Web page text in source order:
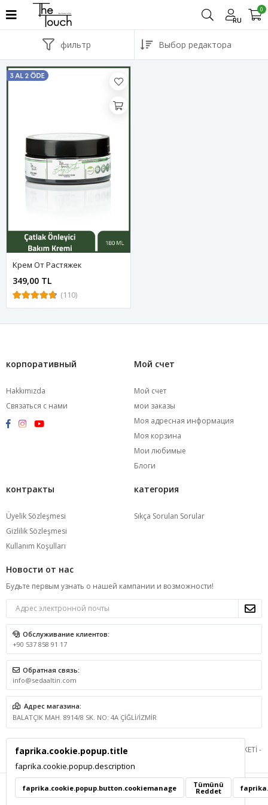
RU
0
фильтр
Kрем Oт Pастяжек
349,00 TL
(110)
корпоративный
Hakkımızda
Связаться с нами
Мой счет
Мой счет
мои заказы
Моя адресная информация
Моя корзина
Мои любимые
Блоги
контракты
Üyelik Sözleşmesi
Gizlilik Sözleşmesi
Kullanım Koşulları
категория
Sıkça Sorulan Sorular
Новости от нас
Будьте первым узнать о нашей кампании и возможности!
Обслуживание клиентов:
+90 537 858 91 17
Обратная связь:
info@sedaaltin.com
Адрес магазина:
BALATÇIK MAH. 8914/8 SK. NO: 4A ÇİĞLİ/İZMİR
© 2026 BSA GRUP DANIŞMANLIK İLETİŞİM VE SATIŞ TİCARET LİMİTED ŞİRKETİ -
Все права защищены.
faprika.cookie.popup.title
faprika.cookie.popup.description
faprika.cookie.popup.button.cookiemanage Tümünü
Reddet